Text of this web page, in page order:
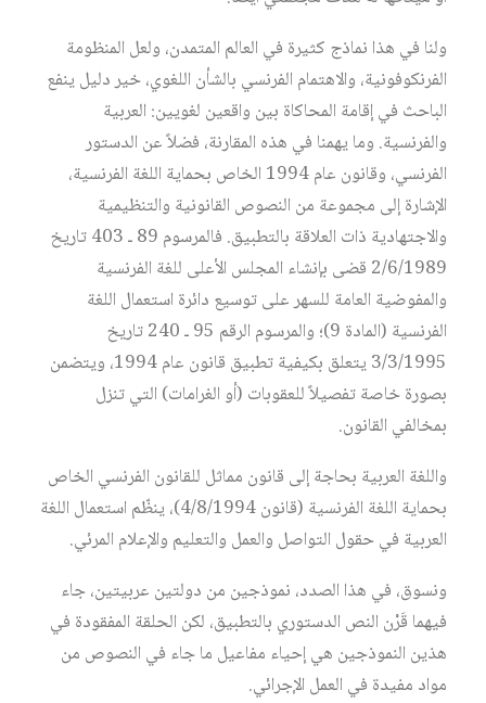
ولنا في هذا نماذج كثيرة في العالم المتمدن، ولعل المنظومة
الفرنكوفونية، والاهتمام الفرنسي بالشأن اللغوي، خير دليل ينفع
الباحث في إقامة المحاكاة بين واقعين لغويين: العربية
والفرنسية. وما يهمنا في هذه المقارنة، فضلاً عن الدستور
الفرنسي، وقانون عام 1994 الخاص بحماية اللغة الفرنسية،
الإشارة إلى مجموعة من النصوص القانونية والتنظيمية
والاجتهادية ذات العلاقة بالتطبيق. فالمرسوم 89 ـ 403 تاريخ
2/6/1989 قضى بإنشاء المجلس الأعلى للغة الفرنسية
والمفوضية العامة للسهر على توسيع دائرة استعمال اللغة
الفرنسية (المادة 9)؛ والمرسوم الرقم 95 ـ 240 تاريخ
3/3/1995 يتعلق بكيفية تطبيق قانون عام 1994، ويتضمن
بصورة خاصة تفصيلاً للعقوبات (أو الغرامات) التي تنزل
بمخالفي القانون.
واللغة العربية بحاجة إلى قانون مماثل للقانون الفرنسي الخاص
بحماية اللغة الفرنسية (قانون 4/8/1994)، ينظّم استعمال اللغة
العربية في حقول التواصل والعمل والتعليم والإعلام المرئي.
ونسوق، في هذا الصدد، نموذجين من دولتين عربيتين، جاء
فيهما قَرْن النص الدستوري بالتطبيق، لكن الحلقة المفقودة في
هذين النموذجين هي إحياء مفاعيل ما جاء في النصوص من
مواد مفيدة في العمل الإجرائي.